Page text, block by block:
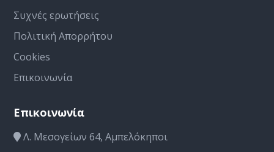
Συχνές ερωτήσεις
Πολιτική Απορρήτου
Cookies
Επικοινωνία
Επικοινωνία
Λ. Μεσογείων 64, Αμπελόκηποι